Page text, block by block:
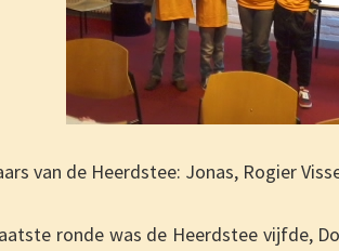
van de Heerdstee: Jonas, Rogier
ronde was de Heerdstee vijfde,